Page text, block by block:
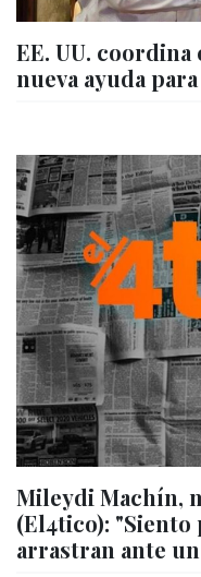
EE. UU. coordina
nueva ayuda
Mileydi Machín,
(El4tico): "Siento
arrastran ante